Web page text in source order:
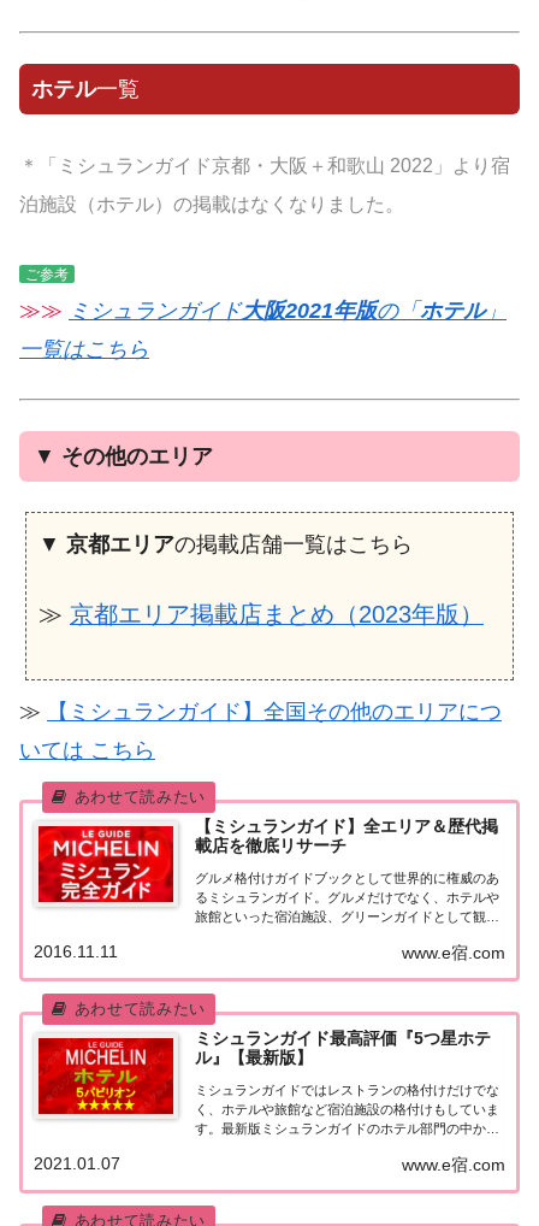
ホテル一覧
＊「ミシュランガイド京都・大阪＋和歌山 2022」より宿
泊施設（ホテル）の掲載はなくなりました。
ご参考
≫≫ ミシュランガイド大阪2021年版の「ホテル」
一覧はこちら
▼ その他のエリア
▼ 京都エリアの掲載店舗一覧はこちら
≫ 京都エリア掲載店まとめ（2023年版）
≫
【ミシュランガイド】全国その他のエリアにつ
いては こちら
【ミシュランガイド】全エリア＆歴代掲
載店を徹底リサーチ
グルメ格付けガイドブックとして世界的に権威のあ
るミシュランガイド。グルメだけでなく、ホテルや
旅館といった宿泊施設、グリーンガイドとして観光
本版としては、2007年11月20日に「ミシュランガイ
www.e宿.com
2016.11.11
ミシュランガイド最高評価『5つ星ホテ
ル』【最新版】
ミシュランガイドではレストランの格付けだけでな
く、ホテルや旅館など宿泊施設の格付けもしていま
す。最新版ミシュランガイドのホテル部門の中から
をまとめてみました♪ いずれのホテルも人気ランキ
の...
www.e宿.com
2021.01.07